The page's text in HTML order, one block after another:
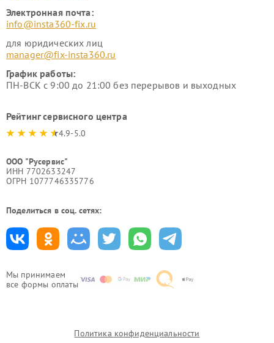
Мы принимаем
все формы оплаты
Электронная почта:
info@insta360-fix.ru
для юридических лиц
manager@fix-insta360.ru
График работы:
ПН-ВСК с 9:00 до 21:00 без перерывов и выходных
Рейтинг сервисного центра
4.9-5.0
ООО "Русервис"
ИНН 7702633247
ОГРН 1077746335776
Поделиться в соц. сетях:
Политика конфиденциальности